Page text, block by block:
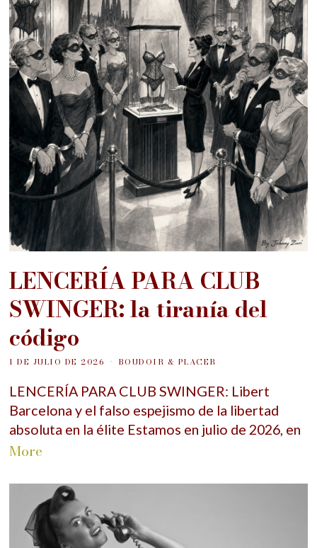
LENCERÍA PARA CLUB
SWINGER: la tiranía del
código
1 DE JULIO DE 2026 BOUDOIR & PLACER
LENCERÍA PARA CLUB SWINGER: Libert
Barcelona y el falso espejismo de la libertad
absoluta en la élite Estamos en julio de 2026, en
More